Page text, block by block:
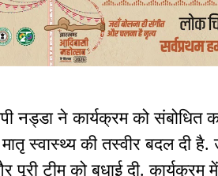
नड्डा ने कार्यक्रम को
स्वास्थ्य की तस्वीर बदल दी है.
पूरी टीम को बधाई दी. कार्यक्रम